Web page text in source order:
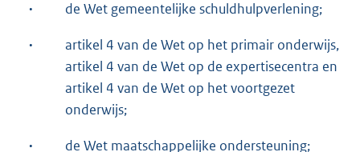
· de Wet gemeentelijke schuldhulpverlening;
·
artikel 4 van de Wet op het primair onderwijs,
artikel 4 van de Wet op de expertisecentra en
artikel 4 van de Wet op het voortgezet
onderwijs;
· de Wet maatschappelijke ondersteuning;